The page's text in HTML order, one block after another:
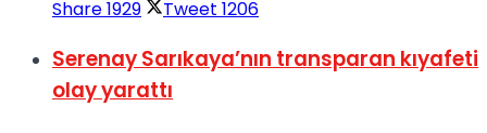
Share1929 Tweet 1206
Serenay Sarıkaya’nın transparan kıyafeti
olay yarattı